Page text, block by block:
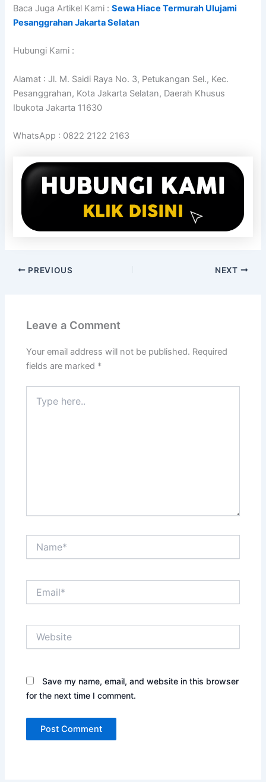
Baca Juga Artikel Kami :Sewa Hiace Termurah Ulujami
Pesanggrahan Jakarta Selatan
Hubungi Kami :
Alamat : Jl. M. Saidi Raya No. 3, Petukangan Sel., Kec.
Pesanggrahan, Kota Jakarta Selatan, Daerah Khusus
Ibukota Jakarta 11630
WhatsApp : 0822 2122 2163
PREVIOUS NEXT
Leave a Comment
Your email address will not be published. Required
fields are marked *
here..
Save my name, email, and website in this browser
for the next time I comment.